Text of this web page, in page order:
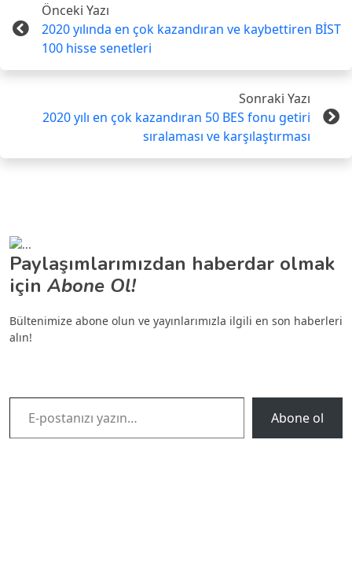
Önceki Yazı
2020 yılında en çok kazandıran ve kaybettiren BİST
100 hisse senetleri
Sonraki Yazı
2020 yılı en çok kazandıran 50 BES fonu getiri
sıralaması ve karşılaştırması
Paylaşımlarımızdan haberdar olmak
için Abone Ol!
Bültenimize abone olun ve yayınlarımızla ilgili en son haberleri
alın!
E-postanızı yazın…
Abone ol